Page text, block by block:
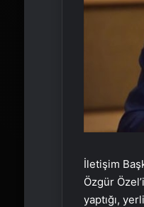
İletişim
Özgür
yaptığı,